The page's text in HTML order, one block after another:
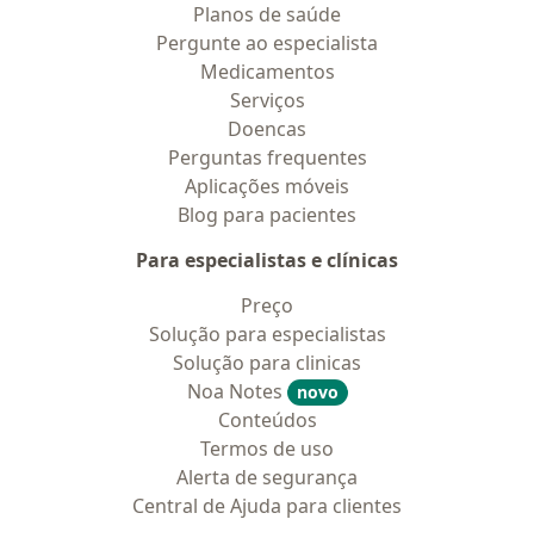
Planos de saúde
Pergunte ao especialista
Medicamentos
Serviços
Doencas
Perguntas frequentes
Aplicações móveis
Blog para pacientes
Para especialistas e clínicas
Preço
Solução para especialistas
Solução para clinicas
Noa Notes
novo
Conteúdos
Termos de uso
Alerta de segurança
Central de Ajuda para clientes